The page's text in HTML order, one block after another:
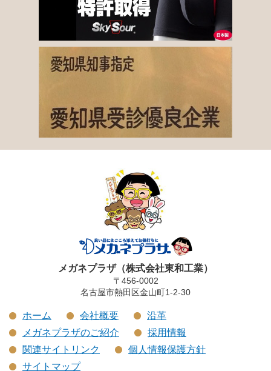
メガネプラザ（株式会社東和工業）
〒456-0002
名古屋市熱田区金山町1-2-30
ホーム 会社概要
沿革
メガネプラザのご紹介
採用情報
関連サイトリンク
個人情報保護方針
サイトマップ